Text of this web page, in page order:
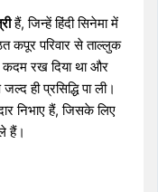
हैं, जिन्हें हिंदी सिनेमा में
कपूर परिवार से ताल्लुक
कदम रख दिया था और
ही प्रसिद्धि पा ली।
निभाए हैं, जिसके लिए
हैं।